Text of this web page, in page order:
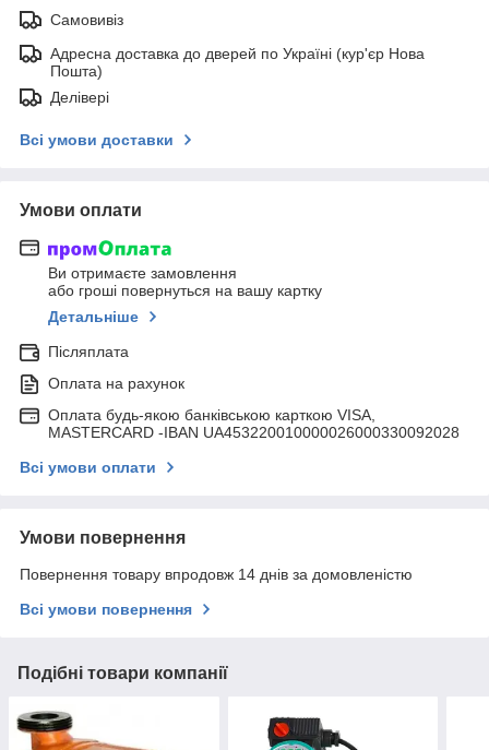
Самовивіз
Адресна доставка до дверей по Україні (кур'єр Нова
Пошта)
Делівері
Всі умови доставки
Умови оплати
Ви отримаєте замовлення
або гроші повернуться на вашу картку
Детальніше
Післяплата
Оплата на рахунок
Оплата будь-якою банківською карткою VISA,
MASTERCARD -IBAN UA453220010000026000330092028
Всі умови оплати
Умови повернення
Повернення товару впродовж 14 днів за домовленістю
Всі умови повернення
Подібні товари компанії